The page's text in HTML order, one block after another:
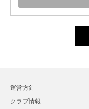
運営方針
クラブ情報